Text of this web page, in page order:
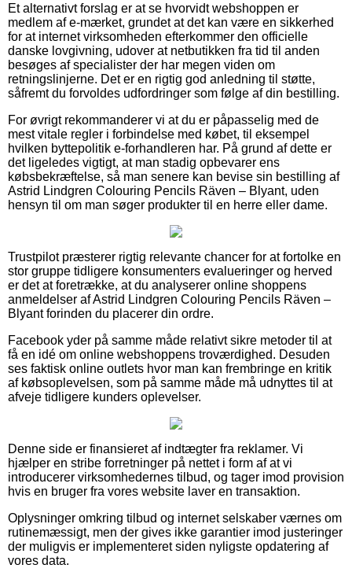
Et alternativt forslag er at se hvorvidt webshoppen er
medlem af e-mærket, grundet at det kan være en sikkerhed
for at internet virksomheden efterkommer den officielle
danske lovgivning, udover at netbutikken fra tid til anden
besøges af specialister der har megen viden om
retningslinjerne. Det er en rigtig god anledning til støtte,
såfremt du forvoldes udfordringer som følge af din bestilling.
For øvrigt rekommanderer vi at du er påpasselig med de
mest vitale regler i forbindelse med købet, til eksempel
hvilken byttepolitik e-forhandleren har. På grund af dette er
det ligeledes vigtigt, at man stadig opbevarer ens
købsbekræftelse, så man senere kan bevise sin bestilling af
Astrid Lindgren Colouring Pencils Räven – Blyant, uden
hensyn til om man søger produkter til en herre eller dame.
Trustpilot præsterer rigtig relevante chancer for at fortolke en
stor gruppe tidligere konsumenters evalueringer og herved
er det at foretrække, at du analyserer online shoppens
anmeldelser af Astrid Lindgren Colouring Pencils Räven –
Blyant forinden du placerer din ordre.
Facebook yder på samme måde relativt sikre metoder til at
få en idé om online webshoppens troværdighed. Desuden
ses faktisk online outlets hvor man kan frembringe en kritik
af købsoplevelsen, som på samme måde må udnyttes til at
afveje tidligere kunders oplevelser.
Denne side er finansieret af indtægter fra reklamer. Vi
hjælper en stribe forretninger på nettet i form af at vi
introducerer virksomhedernes tilbud, og tager imod provision
hvis en bruger fra vores website laver en transaktion.
Oplysninger omkring tilbud og internet selskaber værnes om
rutinemæssigt, men der gives ikke garantier imod justeringer
der muligvis er implementeret siden nyligste opdatering af
vores data.